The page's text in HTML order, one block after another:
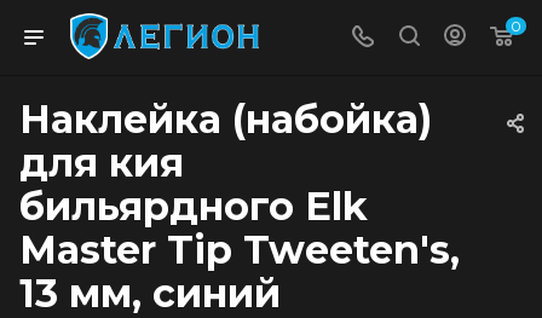
0
Наклейка (набойка)
для кия
бильярдного Elk
Master Tip Tweeten's,
13 мм, синий